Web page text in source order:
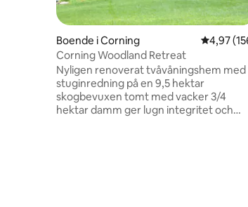
Boende i Corning 4,97 av
4,97
Corning Woodland Retreat
Nyligen renoverat tvåvåningshem med
stuginredning på en 9,5 hektar
skogbevuxen tomt med vacker 3/4
hektar damm ger lugn integritet och